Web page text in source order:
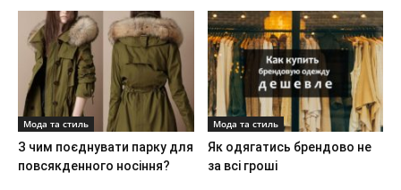
Мода та стиль
З чим поєднувати парку для
повсякденного носіння?
Мода та стиль
Як одягатись брендово не
за всі гроші